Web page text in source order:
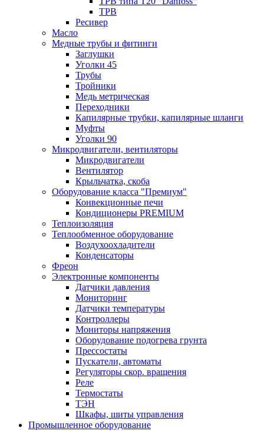
ТРВ
Ресивер
Масло
Медные трубы и фитинги
Заглушки
Уголки 45
Трубы
Тройники
Медь метрическая
Переходники
Капилярные трубки, капилярные шланги
Муфты
Уголки 90
Микродвигатели, вентиляторы
Микродвигатели
Вентилятор
Крыльчатка, скоба
Оборудование класса "Премиум"
Конвекционные печи
Кондиционеры PREMIUM
Теплоизоляция
Теплообменное оборудование
Воздухоохладители
Конденсаторы
Фреон
Электронные компоненты
Датчики давления
Мониторинг
Датчики температуры
Контроллеры
Мониторы напряжения
Оборудование подогрева грунта
Прессостаты
Пускатели, автоматы
Регуляторы скор. вращения
Реле
Термостаты
ТЭН
Шкафы, шиты управления
Промышленное оборудование